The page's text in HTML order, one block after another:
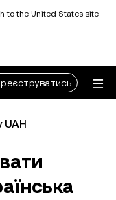
to the United States site
UAH